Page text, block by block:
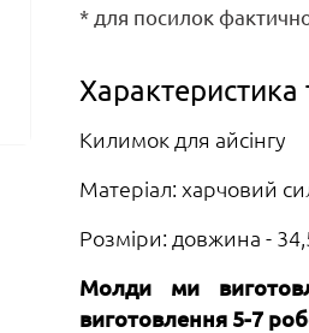
* для посилок
Характеристика
Килимок для айсінгу
Матеріал: харчовий
Розміри: довжина -
Молди ми
виготовлення 5-7